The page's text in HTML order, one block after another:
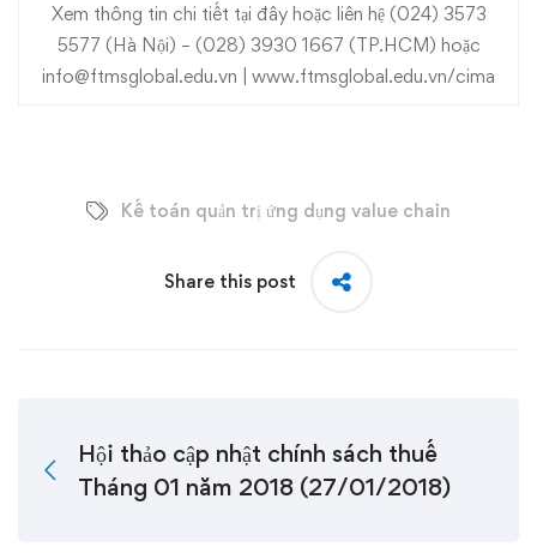
Xem thông tin chi tiết tại đâyhoặc liên hệ (024) 3573
5577 (Hà Nội) – (028) 3930 1667 (TP.HCM) hoặc
info@ftmsglobal.edu.vn | www.ftmsglobal.edu.vn/cima
Kế toán quản trị ứng dụng value chain
Share this post
Hội thảo cập nhật chính sách thuế
Tháng 01 năm 2018 (27/01/2018)